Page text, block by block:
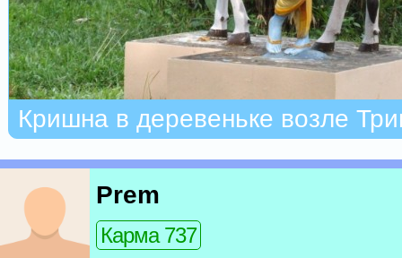
Кришна в деревеньке возле
Prem
Карма 737